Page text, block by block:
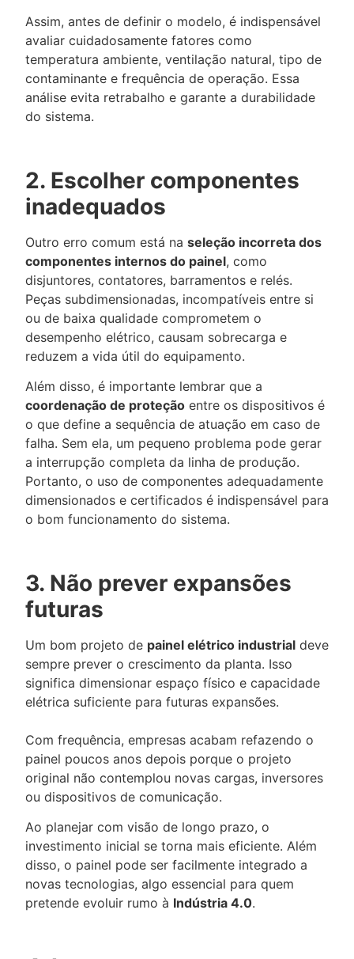
Assim, antes de definir o modelo, é indispensável
avaliar cuidadosamente fatores como
temperatura ambiente, ventilação natural, tipo de
contaminante e frequência de operação. Essa
análise evita retrabalho e garante a durabilidade
do sistema.
2. Escolher componentes
inadequados
Outro erro comum está na seleção incorreta dos
componentes internos do painel, como
disjuntores, contatores, barramentos e relés.
Peças subdimensionadas, incompatíveis entre si
ou de baixa qualidade comprometem o
desempenho elétrico, causam sobrecarga e
reduzem a vida útil do equipamento.
Além disso, é importante lembrar que a
coordenação de proteção entre os dispositivos é
o que define a sequência de atuação em caso de
falha. Sem ela, um pequeno problema pode gerar
a interrupção completa da linha de produção.
Portanto, o uso de componentes adequadamente
dimensionados e certificados é indispensável para
o bom funcionamento do sistema.
3. Não prever expansões
futuras
Um bom projeto de painel elétrico industrial deve
sempre prever o crescimento da planta. Isso
significa dimensionar espaço físico e capacidade
elétrica suficiente para futuras expansões.
Com frequência, empresas acabam refazendo o
painel poucos anos depois porque o projeto
original não contemplou novas cargas, inversores
ou dispositivos de comunicação.
Ao planejar com visão de longo prazo, o
investimento inicial se torna mais eficiente. Além
disso, o painel pode ser facilmente integrado a
novas tecnologias, algo essencial para quem
pretende evoluir rumo à Indústria 4.0.